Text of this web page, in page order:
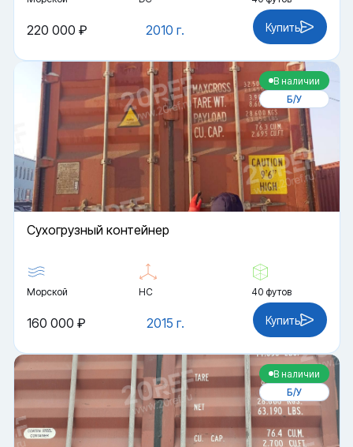
2010 г.
220 000 ₽ Купить
В наличии
Б/У
Cухогрузный контейнер
Морской HC 40 футов
2015 г.
160 000 ₽ Купить
В наличии
Б/У